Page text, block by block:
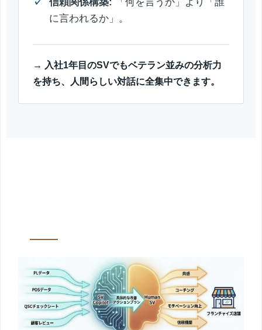
に言われるか」。
→ 入社1年目のSVでもベテラン並みの分析力
を持ち、人間らしい対話に全集中できます。